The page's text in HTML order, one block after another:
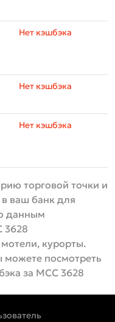
Нет кэшбэка
Нет кэшбэка
Нет кэшбэка
торговой точки и
в ваш банк для
данным
3628
курорты.
можете посмотреть
за MCC 3628